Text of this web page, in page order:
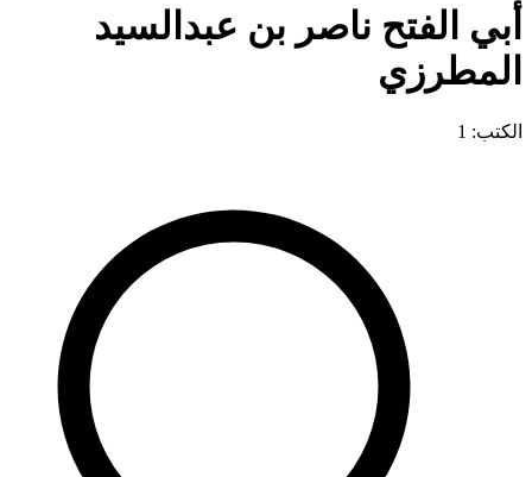
أبي الفتح ناصر بن عبدالسيد
المطرزي
الكتب: 1